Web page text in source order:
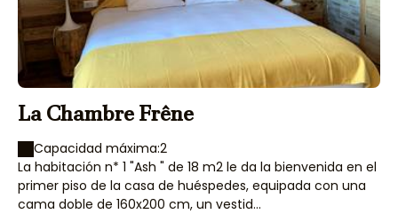
La Chambre Frêne
Capacidad máxima:2
La habitación n* 1 "Ash " de 18 m2 le da la bienvenida en el
primer piso de la casa de huéspedes, equipada con una
cama doble de 160x200 cm, un vestid...